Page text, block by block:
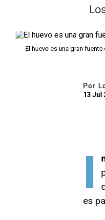
El huevo es una gran
Por
13 Jul
I
es